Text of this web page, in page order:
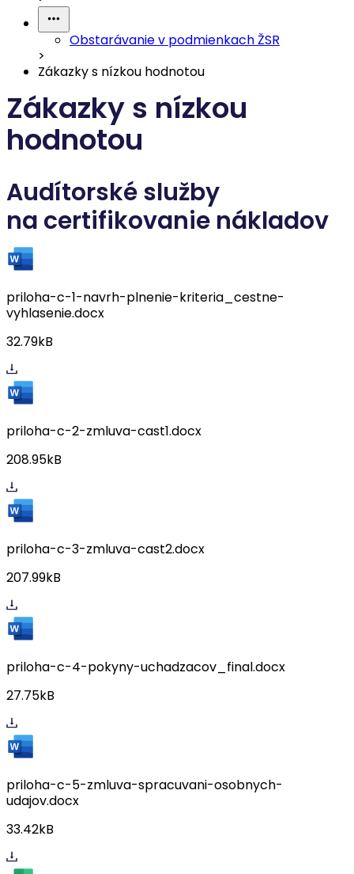
Obstarávanie v podmienkach ŽSR
>
Zákazky s nízkou hodnotou
Zákazky s nízkou
hodnotou
Audítorské služby
na certifikovanie nákladov
priloha-c-1-navrh-plnenie-kriteria_cestne-
vyhlasenie.docx
32.79kB
priloha-c-2-zmluva-cast1.docx
208.95kB
priloha-c-3-zmluva-cast2.docx
207.99kB
priloha-c-4-pokyny-uchadzacov_final.docx
27.75kB
priloha-c-5-zmluva-spracuvani-osobnych-
udajov.docx
33.42kB